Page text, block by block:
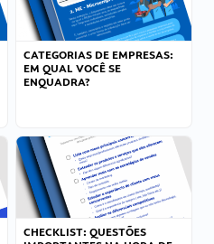
CATEGORIAS DE EMPRESAS:
EM QUAL VOCÊ SE
ENQUADRA?
CHECKLIST: QUESTÕES